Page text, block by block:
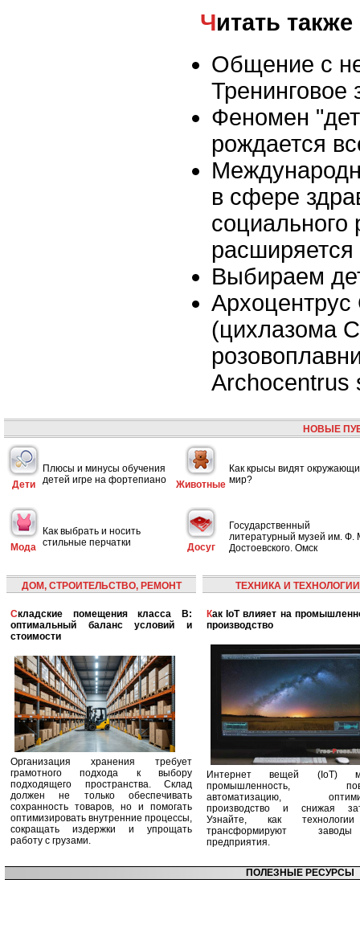
Читать также
Общение с
Тренинговое
Феномен
рождается
в сфере
социального
расширяется
Выбираем
(цихлазома
Archocentrus
НОВЫЕ
Дети
Плюсы и минусы обучения
детей игре на фортепиано
Животные
Как крысы видят
мир?
Мода
Как выбрать и носить
стильные перчатки
Досуг
Государственный
литературный музей им. Ф.
Достоевского. Омск
ДОМ, СТРОИТЕЛЬСТВО, РЕМОНТ
Складские помещения класса B:
оптимальный баланс условий и
стоимости
Организация хранения требует
грамотного подхода к выбору
подходящего пространства. Склад
должен не только обеспечивать
сохранность товаров, но и помогать
оптимизировать внутренние процессы,
сокращать издержки и упрощать
работу с грузами.
ТЕХНИКА И ТЕХНОЛОГИИ
Как IoT влияет на промышленность и
производство
Интернет вещей (IoT)
промышленность,
автоматизацию,
производство и снижая
Узнайте, как
трансформируют
предприятия.
ПОЛЕЗНЫЕ РЕСУРСЫ